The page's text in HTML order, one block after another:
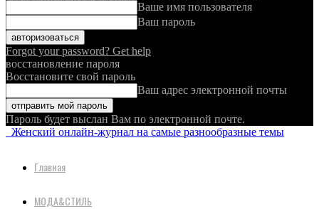
Ваше имя пользователя
Ваш пароль
Forgot your password? Get help
восстановление пароля
Восстановите свой пароль
Ваш адрес электронной почты
Пароль будет выслан Вам по электронной почте.
Женский онлайн-журнал на самые разнообразные темы
Главная
МОДА&СТИЛЬ